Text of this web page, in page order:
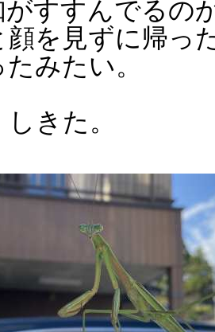
すすんでるの
顔を見ずに帰っ
みたい。
きた。